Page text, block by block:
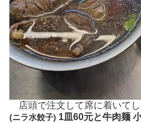
店頭で注文して席に着いてし
(ニラ水餃子) 1皿60元と牛肉麺